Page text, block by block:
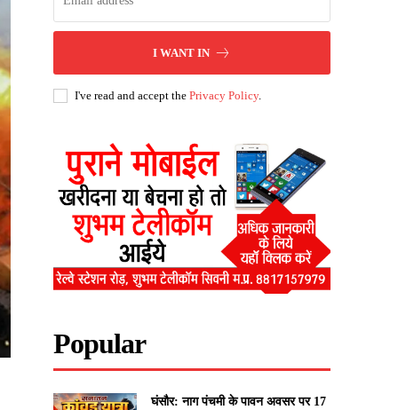
I WANT IN
I've read and accept thePrivacy Policy.
Popular
घंसौर: नाग पंचमी के पावन अवसर पर 17